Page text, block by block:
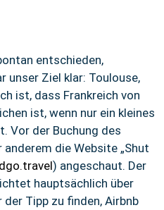
entschieden,
unser Ziel klar: Toulouse,
ist, dass Frankreich von
ist, wenn nur ein kleines
Vor der Buchung des
die Website „Shut
) angeschaut. Der
hauptsächlich über
der Tipp zu finden, Airbnb